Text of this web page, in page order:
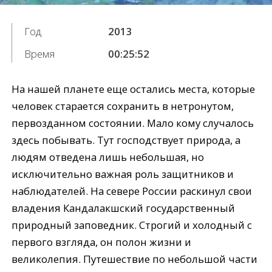
Год
2013
Время
00:25:52
На нашей планете еще остались места, которые
человек старается сохранить в нетронутом,
первозданном состоянии. Мало кому случалось
здесь побывать. Тут господствует природа, а
людям отведена лишь небольшая, но
исключительно важная роль защитников и
наблюдателей. На севере России раскинул свои
владения Кандалакшский государственный
природный заповедник. Строгий и холодный с
первого взгляда, он полон жизни и
великолепия. Путешествие по небольшой части